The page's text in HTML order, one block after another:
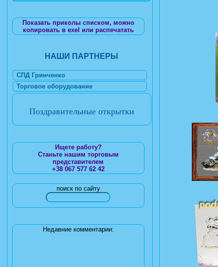
Показать приколы списком, можно
копировать в exel или распечатать
НАШИ ПАРТНЕРЫ
СПД Гринченко
Торговое оборудование
Поздравительные открытки
Ищете работу?
Станьте нашим торговым
представителем
+38 067 577 62 42
поиск по сайту
Недавние комментарии: